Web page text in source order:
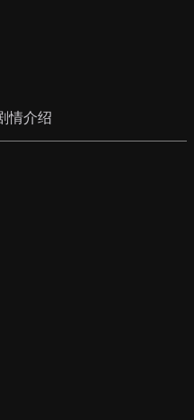
情介绍